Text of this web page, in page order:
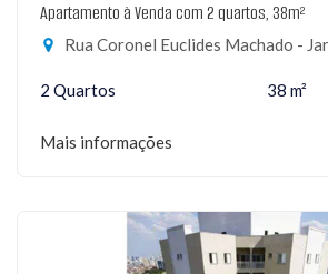
Apartamento à Venda com 2 quartos, 38m²
Rua Coronel Euclides Machado - Jardim das
2 Quartos 38 m²
Mais informações